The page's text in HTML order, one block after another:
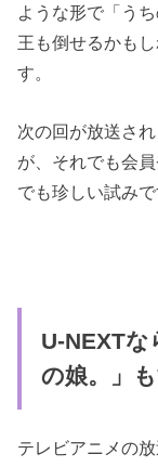
ような形で「う
王も倒せるかも
す。
次の回が放送さ
が、それでも会
でも珍しい試みで
U-NEXTな
の娘。」
テレビアニメの